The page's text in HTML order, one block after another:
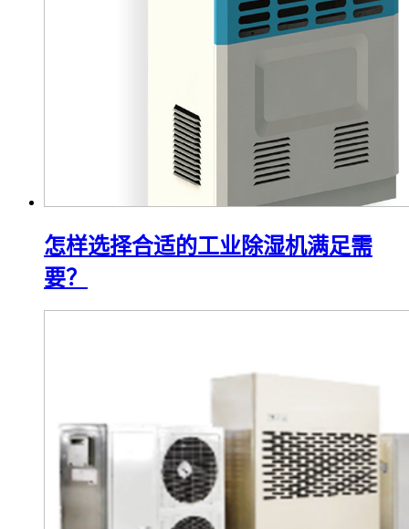
怎样选择合适的工业除湿机满足需
要？